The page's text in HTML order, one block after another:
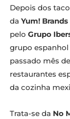
Depois dos
da Yum! Brands
pelo Grupo
grupo espanhol
passado mês
restaurantes
da cozinha
Trata-se da No